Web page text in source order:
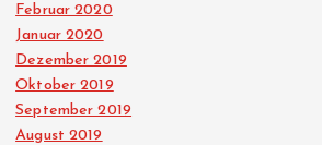
Februar 2020
Januar 2020
Dezember 2019
Oktober 2019
September 2019
August 2019